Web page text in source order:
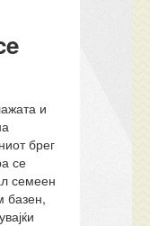
и
брег
се
семеен
базен,